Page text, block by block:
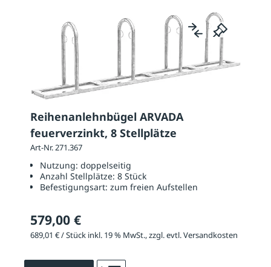
Reihenanlehnbügel ARVADA
feuerverzinkt, 8 Stellplätze
Art-Nr. 271.367
Nutzung: doppelseitig
Anzahl Stellplätze: 8 Stück
Befestigungsart: zum freien Aufstellen
579,00 €
689,01 € / Stück inkl. 19 % MwSt., zzgl. evtl. Versandkosten